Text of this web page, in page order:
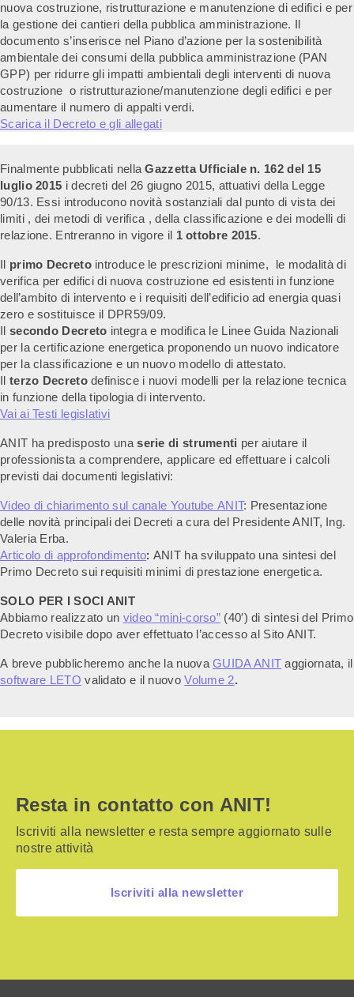
nuova costruzione, ristrutturazione e manutenzione di edifici e per
la gestione dei cantieri della pubblica amministrazione. Il
documento s’inserisce nel Piano d’azione per la sostenibilità
ambientale dei consumi della pubblica amministrazione (PAN
GPP) per ridurre gli impatti ambientali degli interventi di nuova
costruzione o ristrutturazione/manutenzione degli edifici e per
aumentare il numero di appalti verdi.
Scarica il Decreto e gli allegati
Finalmente pubblicati nellaGazzetta Ufficiale n. 162 del 15
luglio 2015 i decreti del 26 giugno 2015, attuativi della Legge
90/13. Essi introducono novità sostanziali dal punto di vista dei
limiti , dei metodi di verifica , della classificazione e dei modelli di
relazione. Entreranno in vigore il 1 ottobre 2015.
Il primo Decretointroduce le prescrizioni minime, le modalità di
verifica per edifici di nuova costruzione ed esistenti in funzione
dell’ambito di intervento e i requisiti dell’edificio ad energia quasi
zero e sostituisce il DPR59/09.
Il secondo Decreto integra e modifica le Linee Guida Nazionali
per la certificazione energetica proponendo un nuovo indicatore
per la classificazione e un nuovo modello di attestato.
Il terzo Decretodefinisce i nuovi modelli per la relazione tecnica
in funzione della tipologia di intervento.
Vai ai Testi legislativi
ANIT ha predisposto unaserie di strumenti per aiutare il
professionista a comprendere, applicare ed effettuare i calcoli
previsti dai documenti legislativi:
Video di chiarimento sul canale Youtube ANIT: Presentazione
delle novità principali dei Decreti a cura del Presidente ANIT, Ing.
Valeria Erba.
Articolo di approfondimento: ANIT ha sviluppato una sintesi del
Primo Decreto sui requisiti minimi di prestazione energetica.
SOLO PER I SOCI ANIT
Abbiamo realizzato un video “mini-corso” (40′) di sintesi del Primo
Decreto visibile dopo aver effettuato l’accesso al Sito ANIT.
A breve pubblicheremo anche la nuovaGUIDA ANIT aggiornata, il
software LETO validato e il nuovoVolume 2.
Resta in contatto con ANIT!
Iscriviti alla newsletter e resta sempre aggiornato sulle
nostre attività
Iscriviti alla newsletter